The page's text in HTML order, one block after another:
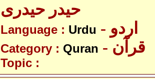
حیدر حیدری
Language : Urdu - اردو
Category : Quran - قرآن
Topic :